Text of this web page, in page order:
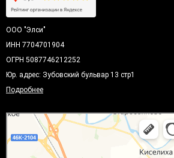
ООО "Элси"
ИНН 7704701904
ОГРН 5087746212252
Юр. адрес: Зубовский бульвар 13 стр1
Подробнее